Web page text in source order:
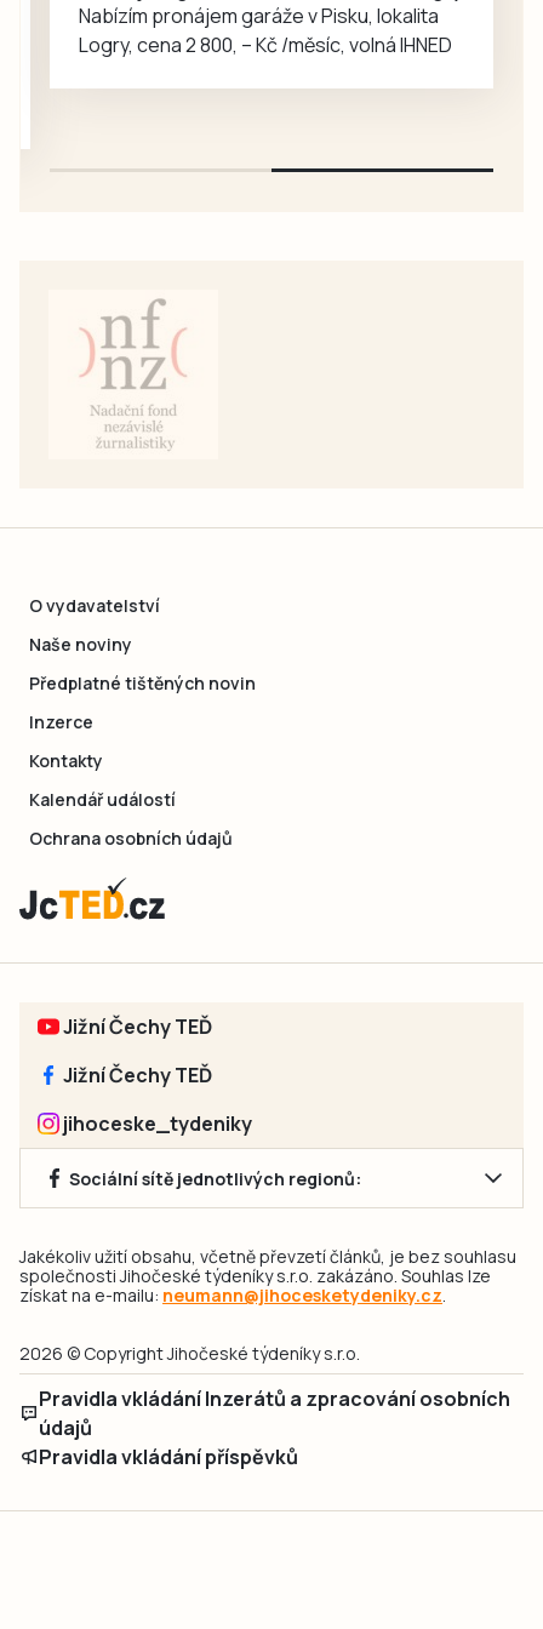
Nabízím pronájem garáže v Pisku, lokalita
Logry, cena 2 800, – Kč /měsíc, volná IHNED
O vydavatelství
Naše noviny
Předplatné tištěných novin
Inzerce
Kontakty
Kalendář událostí
Ochrana osobních údajů
Jižní Čechy TEĎ
Jižní Čechy TEĎ
jihoceske_tydeniky
Sociální sítě jednotlivých regionů:
Jakékoliv užití obsahu, včetně převzetí článků, je bez souhlasu
společnosti Jihočeské týdeníky s.r.o. zakázáno. Souhlas lze
získat na e-mailu: neumann@jihocesketydeniky.cz.
2026 © Copyright Jihočeské týdeníky s.r.o.
Pravidla vkládání Inzerátů a zpracování osobních
údajů
Pravidla vkládání příspěvků